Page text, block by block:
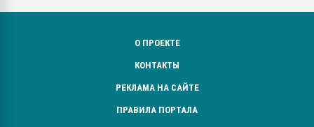
О ПРОЕКТЕ
КОНТАКТЫ
РЕКЛАМА НА САЙТЕ
ПРАВИЛА ПОРТАЛА